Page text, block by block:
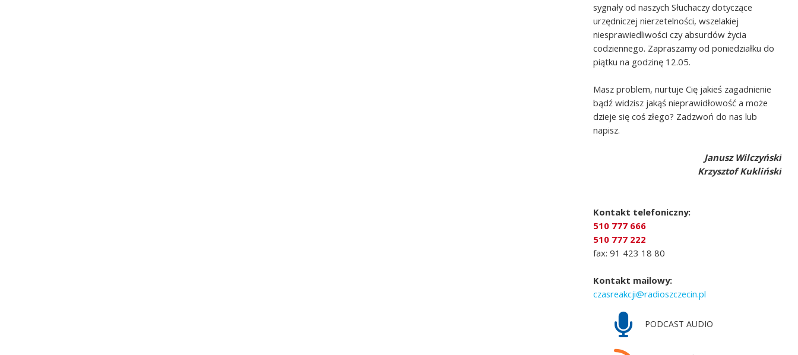
sygnały od naszych Słuchaczy dotyczące
urzędniczej nierzetelności, wszelakiej
niesprawiedliwości czy absurdów życia
codziennego. Zapraszamy od poniedziałku do
piątku na godzinę 12.05.
Masz problem, nurtuje Cię jakieś zagadnienie
bądź widzisz jakąś nieprawidłowość a może
dzieje się coś złego? Zadzwoń do nas lub
napisz.
Janusz Wilczyński
Krzysztof Kukliński
Kontakt telefoniczny:
510 777 666
510 777 222
fax: 91 423 18 80
Kontakt mailowy:
czasreakcji@radioszczecin.pl
PODCAST AUDIO